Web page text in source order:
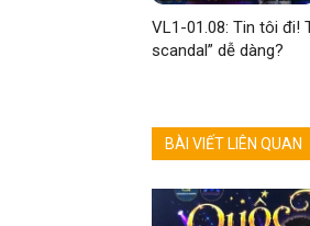
VL1-01.08: Tin tôi đi!
scandal” dễ dàng?
BÀI VIẾT LIÊN QUAN